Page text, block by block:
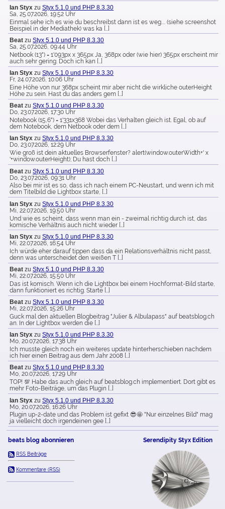
Ian Styx zuStyx 5.1.0 und PHP 8.3.30
Sa, 25.07.2026, 19:52 Uhr
Einmal sehe ich es wie du beschreibst dann ist es weg.... (siehe screenshot
Beispiel in der Mediathek) was ka […]
Beat zuStyx 5.1.0 und PHP 8.3.30
Sa, 25.07.2026, 09:44 Uhr
Netbook (13") = 1'093px x 365px Ja, 368px oder (wie hier) 365px erscheint mir
auch sehr gering. Doch ich kan […]
Ian Styx zuStyx 5.1.0 und PHP 8.3.30
Fr, 24.07.2026, 10:06 Uhr
Eine Höhe von nur 368px scheint mir aber nicht die wirkliche outerHeight
Höhe zu sein. Hast du das anders gem […]
Beat zuStyx 5.1.0 und PHP 8.3.30
Do, 23.07.2026, 17:30 Uhr
Notebook (15,6") = 1'331x368 Wobei das Verhalten gleich ist. Egal, ob auf
dem Notebook, dem Netbook oder dem […]
Ian Styx zuStyx 5.1.0 und PHP 8.3.30
Do, 23.07.2026, 12:29 Uhr
Wie groß ist dein aktuelles Browserfenster? alert(window.outerWidth+' x
'+window.outerHeight); Du hast doch […]
Beat zuStyx 5.1.0 und PHP 8.3.30
Do, 23.07.2026, 09:31 Uhr
Also bei mir ist es so, dass ich nach einem PC-Neustart, und wenn ich mit
dem Titelbild die Lightbox starte, […]
Ian Styx zuStyx 5.1.0 und PHP 8.3.30
Mi, 22.07.2026, 19:50 Uhr
Und wie es scheint, dass wenn man ein - zweimal richtig durch ist, das
komische Verhältnis auch nicht wieder […]
Ian Styx zuStyx 5.1.0 und PHP 8.3.30
Mi, 22.07.2026, 16:54 Uhr
Ich würde eher darauf tippen dass da ein Relationsverhältnis nicht passt,
denn was unterscheidet den weißen T […]
Beat zuStyx 5.1.0 und PHP 8.3.30
Mi, 22.07.2026, 15:50 Uhr
Das ist komisch. Wenn ich die Lightbox bei einem Hochformat-Bild starte,
dann funktioniert es richtig. Starte […]
Beat zuStyx 5.1.0 und PHP 8.3.30
Mi, 22.07.2026, 15:26 Uhr
Guck mal den aktuellen Blogbeitrag "Julier & Albulapass" auf beatsblog.ch
an. In der Lightbox werden die […]
Ian Styx zuStyx 5.1.0 und PHP 8.3.30
Mo, 20.07.2026, 17:38 Uhr
Ich musste gleich noch ein weiteres update hinterherschieben nachdem
ich hier einen Beitrag aus dem Jahr 2008 […]
Beat zuStyx 5.1.0 und PHP 8.3.30
Mo, 20.07.2026, 17:29 Uhr
TOP! 💯 Habe das auch gleich auf beatsblog.ch implementiert. Dort gibt es
mehr Foto-Beiträge, um das Plugin […]
Ian Styx zuStyx 5.1.0 und PHP 8.3.30
Mo, 20.07.2026, 16:26 Uhr
Plugin up-2-date und das Problem ist gefixt 😎🤩 "Nur einzelnes Bild" mag
ja vielleicht doch irgendeinen gee […]
beats blog abonnieren
RSS Beiträge
Kommentare (RSS)
Serendipity Styx Edition